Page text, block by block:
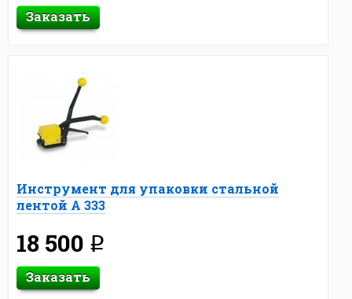
Заказать
Инструмент для упаковки стальной
лентой А 333
18 500 q
Заказать